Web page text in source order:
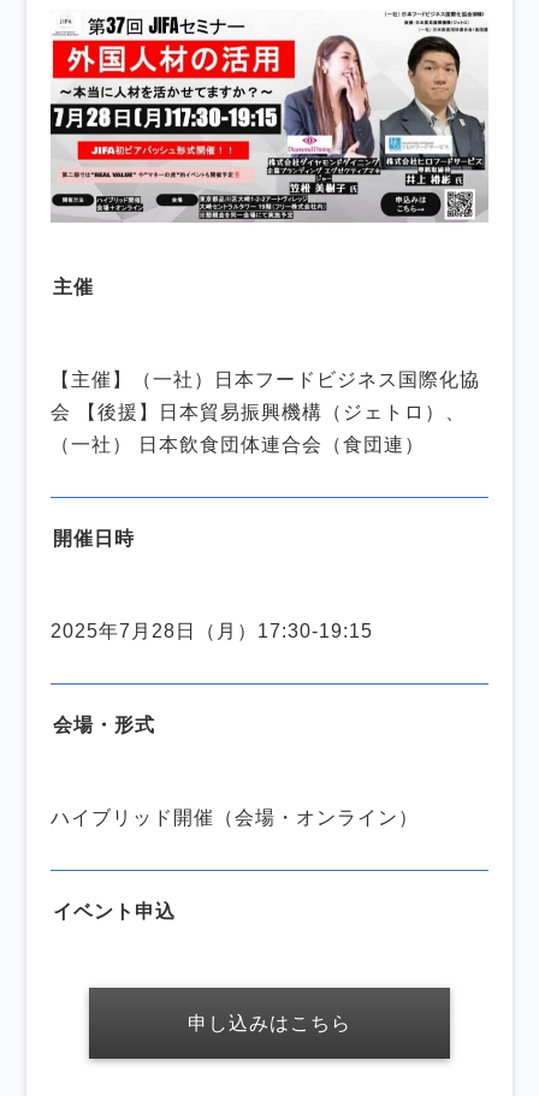
主催
【主催】（一社）日本フードビジネス国際化協
会 【後援】日本貿易振興機構（ジェトロ）、
（一社） 日本飲食団体連合会（食団連）
開催日時
2025年7月28日（月）17:30-19:15
会場・形式
ハイブリッド開催（会場・オンライン）
イベント申込
申し込みはこちら